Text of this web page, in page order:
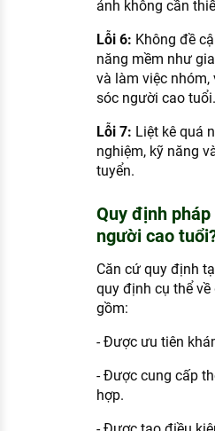
ảnh không cần
Lỗi 6: Không đề
năng mềm như
và làm việc
sóc người cao tuổi.
Lỗi 7: Liệt kê quá
nghiệm, kỹ năng
tuyển.
Quy định
người cao
Căn cứ quy định
quy định cụ thể
gồm:
- Được ưu tiên
- Được cung cấp
hợp.